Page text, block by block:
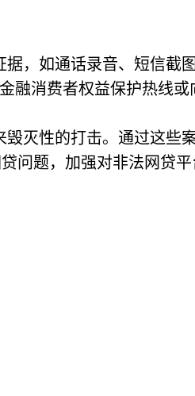
，如通话录音、短信截
融消费者权益保护热线
灭性的打击。通过这些
问题，加强对非法网贷